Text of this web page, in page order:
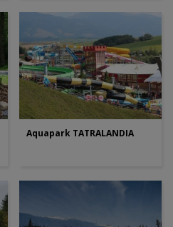
Aquapark TATRALANDIA